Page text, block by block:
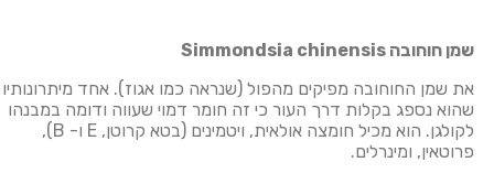
שמן חוחובהSimmondsia chinensis
את שמן החוחובה מפיקים מהפול (שנראה כמו אגוז). אחד מיתרונותיו
שהוא נספג בקלות דרך העור כי זה חומר דמוי שעווה ודומה במבנהו
לקולגן. הוא מכיל חומצה אולאית, ויטמינים (בטא קרוטן, E ו- B),
פרוטאין, ומינרלים.